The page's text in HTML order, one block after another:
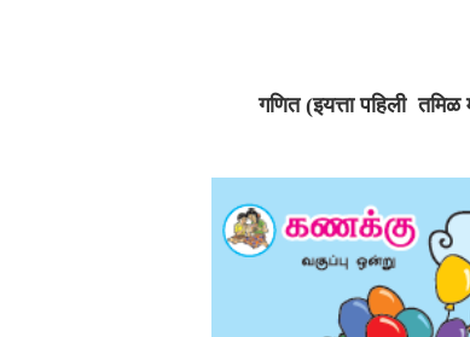
गणित (इयत्ता पहिली तमिळ